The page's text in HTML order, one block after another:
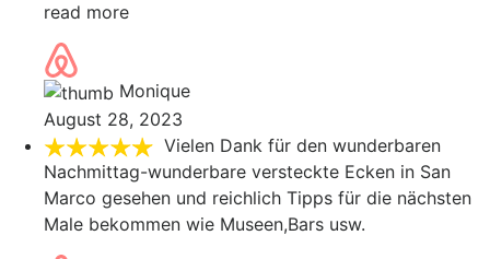
read more
Monique
August 28, 2023
Vielen Dank für den wunderbaren
Nachmittag-wunderbare versteckte Ecken in San
Marco gesehen und reichlich Tipps für die nächsten
Male bekommen wie Museen,Bars usw.